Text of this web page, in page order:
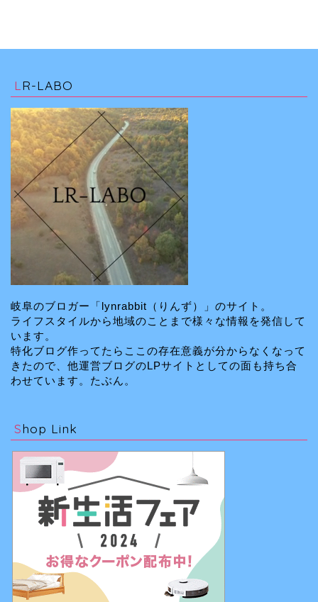
LR-LABO
岐阜のブロガー「lynrabbit（りんず）」のサイト。
ライフスタイルから地域のことまで様々な情報を発信して
います。
特化ブログ作ってたらここの存在意義が分からなくなって
きたので、他運営ブログのLPサイトとしての面も持ち合
わせています。たぶん。
Shop Link